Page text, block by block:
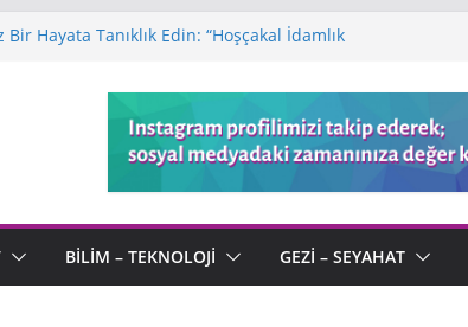
Bir Hayata Tanıklık Edin: “Hoşçakal İdamlık
Defteri: Kötülüğün Ortasında Açan
Kaleminden “Serenad” ve Ölümsüz Aşk
Kendi Tanımıyla “Kimliksiz” Bir Usta
BILIM – TEKNOLOJI GEZI – SEYAHAT